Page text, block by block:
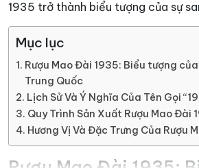
1935 trở thành biểu tượng của sự
Mục lục
Rượu Mao Đài 1935: Biểu tượng
Trung Quốc
Lịch Sử Và Ý Nghĩa Của Tên Gọi
Quy Trình Sản Xuất Rượu Mao Đài
Hương Vị Và Đặc Trưng Của Rượu